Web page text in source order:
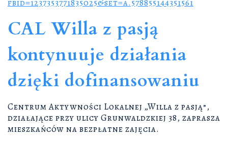
fbid=1237353771835025&set=a.578855144351561
CAL Willa z pasją
kontynuuje działania
dzięki dofinansowaniu
Centrum Aktywności Lokalnej „Willa z pasją”,
działające przy ulicy Grunwaldzkiej 38, zaprasza
mieszkańców na bezpłatne zajęcia.